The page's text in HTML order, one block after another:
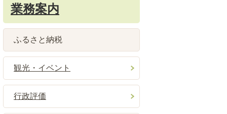
業務案内
ふるさと納税
観光・イベント
行政評価